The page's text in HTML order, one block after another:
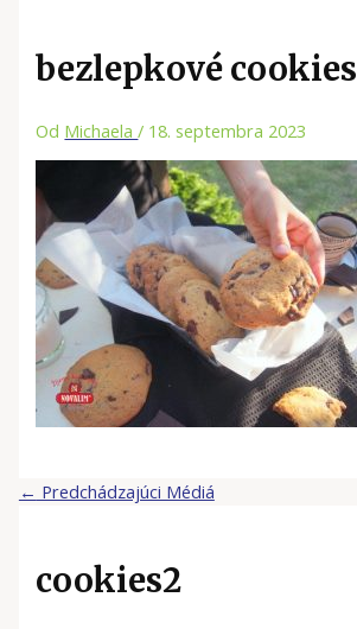
bezlepkové cookies
Od Michaela/ 18. septembra 2023
← Predchádzajúci Médiá
cookies2